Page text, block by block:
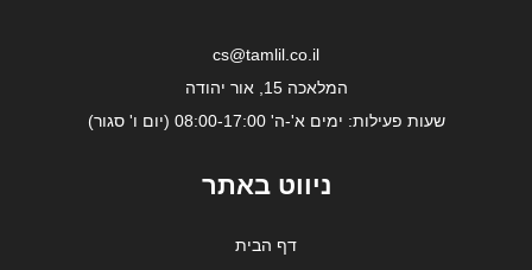
cs@tamlil.co.il
המלאכה 15, אור יהודה
שעות פעילות: ימים א'-ה' 08:00-17:00 (יום ו' סגור)
ניווט באתר
דף הבית